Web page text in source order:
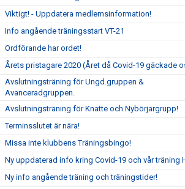
Viktigt! - Uppdatera medlemsinformation!
Info angående träningsstart VT-21
Ordförande har ordet!
Årets pristagare 2020 (Året då Covid-19 gäckade
Avslutningsträning för Ungd.gruppen &
Avanceradgruppen.
Avslutningsträning för Knatte och Nybörjargrupp!
Terminsslutet är nära!
Missa inte klubbens Träningsbingo!
Ny uppdaterad info kring Covid-19 och vår träning
Ny info angående träning och träningstider!